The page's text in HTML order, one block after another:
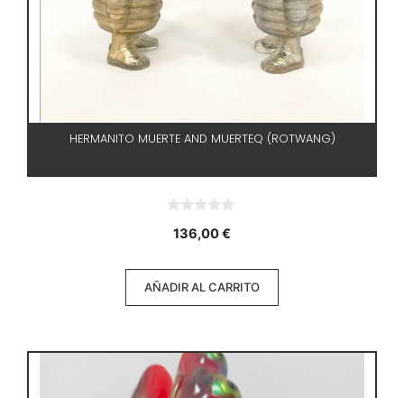
HERMANITO MUERTE AND MUERTEQ (ROTWANG)
d136,00€
AÑADIR AL CARRITO